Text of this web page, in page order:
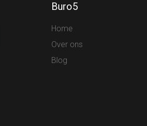
Buro5
Home
Over ons
Blog